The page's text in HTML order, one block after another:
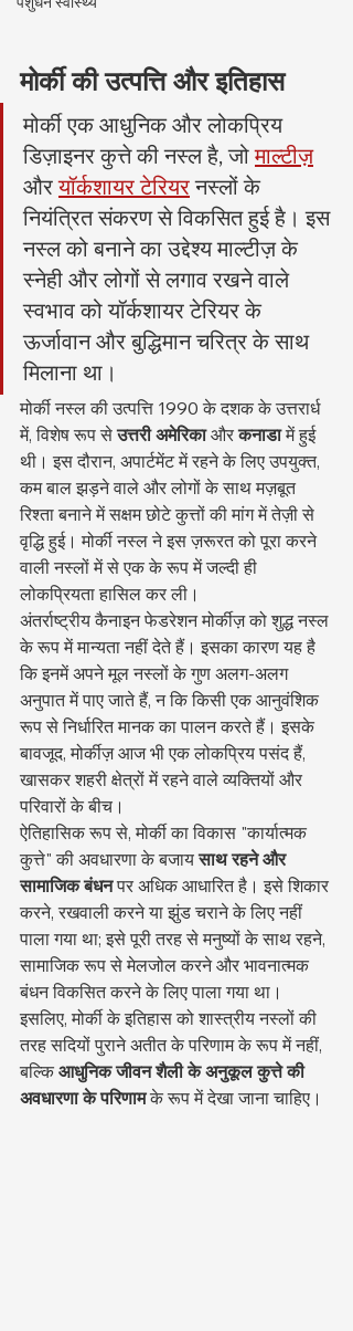
मोर्की की उत्पत्ति और इतिहास
मोर्की एक आधुनिक और लोकप्रिय
डिज़ाइनर कुत्ते की नस्ल है, जो माल्टीज़
और यॉर्कशायर टेरियर नस्लों के
नियंत्रित संकरण से विकसित हुई है। इस
नस्ल को बनाने का उद्देश्य माल्टीज़ के
स्नेही और लोगों से लगाव रखने वाले
स्वभाव को यॉर्कशायर टेरियर के
ऊर्जावान और बुद्धिमान चरित्र के साथ
मिलाना था।
मोर्की नस्ल की उत्पत्ति 1990 के दशक के उत्तरार्ध
में, विशेष रूप से उत्तरी अमेरिका और कनाडा में हुई
थी। इस दौरान, अपार्टमेंट में रहने के लिए उपयुक्त,
कम बाल झड़ने वाले और लोगों के साथ मज़बूत
रिश्ता बनाने में सक्षम छोटे कुत्तों की मांग में तेज़ी से
वृद्धि हुई। मोर्की नस्ल ने इस ज़रूरत को पूरा करने
वाली नस्लों में से एक के रूप में जल्दी ही
लोकप्रियता हासिल कर ली।
अंतर्राष्ट्रीय कैनाइन फेडरेशन मोर्कीज़ को शुद्ध नस्ल
के रूप में मान्यता नहीं देते हैं। इसका कारण यह है
कि इनमें अपने मूल नस्लों के गुण अलग-अलग
अनुपात में पाए जाते हैं, न कि किसी एक आनुवंशिक
रूप से निर्धारित मानक का पालन करते हैं। इसके
बावजूद, मोर्कीज़ आज भी एक लोकप्रिय पसंद हैं,
खासकर शहरी क्षेत्रों में रहने वाले व्यक्तियों और
परिवारों के बीच।
ऐतिहासिक रूप से, मोर्की का विकास "कार्यात्मक
कुत्ते" की अवधारणा के बजाय साथ रहने और
सामाजिक बंधन पर अधिक आधारित है। इसे शिकार
करने, रखवाली करने या झुंड चराने के लिए नहीं
पाला गया था; इसे पूरी तरह से मनुष्यों के साथ रहने,
सामाजिक रूप से मेलजोल करने और भावनात्मक
बंधन विकसित करने के लिए पाला गया था।
इसलिए, मोर्की के इतिहास को शास्त्रीय नस्लों की
तरह सदियों पुराने अतीत के परिणाम के रूप में नहीं,
बल्कि आधुनिक जीवन शैली के अनुकूल कुत्ते की
अवधारणा के परिणाम के रूप में देखा जाना चाहिए।